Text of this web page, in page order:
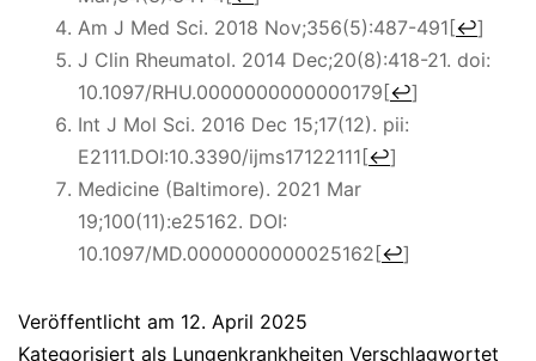
Am J Med Sci. 2018 Nov;356(5):487-491[↩]
J Clin Rheumatol. 2014 Dec;20(8):418-21. doi:
10.1097/RHU.0000000000000179[↩]
Int J Mol Sci. 2016 Dec 15;17(12). pii:
E2111.DOI:10.3390/ijms17122111[↩]
Medicine (Baltimore). 2021 Mar
19;100(11):e25162. DOI:
10.1097/MD.0000000000025162[↩]
Veröffentlicht am 12. April 2025
Kategorisiert als Lungenkrankheiten Verschlagwortet